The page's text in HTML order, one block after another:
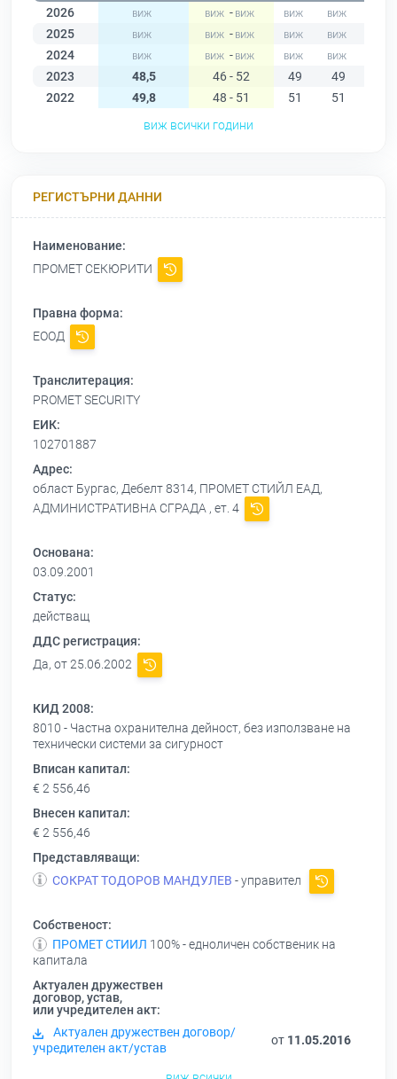
2026
-
2025
-
2024
-
2023
48,5 46 - 52 49 49
2022
49,8 48 - 51 51 51
виж всички години
РЕГИСТЪРНИ ДАННИ
Наименование:
ПРОМЕТ СЕКЮРИТИ
Правна форма:
ЕООД
Транслитерация:
PROMET SECURITY
ЕИК:
102701887
Адрес:
област Бургас, Дебелт 8314, ПРОМЕТ СТИЙЛ ЕАД,
АДМИНИСТРАТИВНА СГРАДА , ет. 4
Основана:
03.09.2001
Статус:
действащ
ДДС регистрация:
Да, от 25.06.2002
КИД 2008:
8010 - Частна охранителна дейност, без използване на
технически системи за сигурност
Вписан капитал:
€ 2 556,46
Внесен капитал:
€ 2 556,46
Представляващи:
СОКРАТ ТОДОРОВ МАНДУЛЕВ - управител
Собственост:
ПРОМЕТ СТИИЛ 100% - едноличен собственик на
капитала
Актуален дружествен
договор, устав,
или учредителен акт:
Актуален дружествен договор/
учредителен акт/устав
от 11.05.2016